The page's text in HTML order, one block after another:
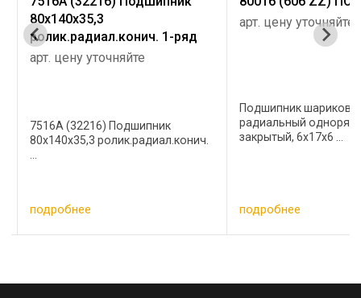
80х140х35,3
ролик.радиал.конич. 1-ряд
арт. цену уточняйте
7516А (32216) Подшипник
80х140х35,3 ролик.радиал.конич.
...
подробнее
арт. цену уточняйте
Подшипник
радиальный
закрытый, 6х17х6 ...
подробнее